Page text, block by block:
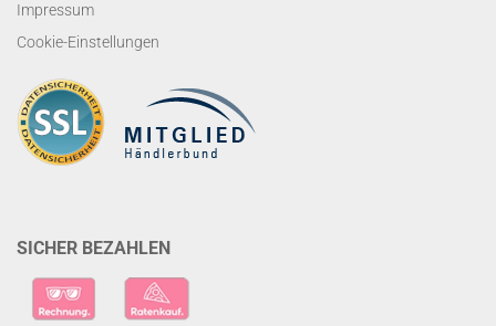
Impressum
Cookie-Einstellungen
SICHER BEZAHLEN